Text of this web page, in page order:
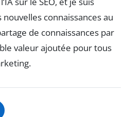
connaissances au
de connaissances par
valeur ajoutée pour tous